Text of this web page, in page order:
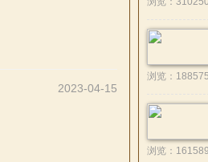
2023-04-15
浏览：
浏览：